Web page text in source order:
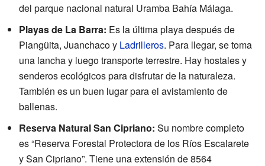
del parque nacional natural Uramba Bahía Málaga.
Playas de La Barra: Es la última playa después de
Piangüita, Juanchaco y Ladrilleros. Para llegar, se toma
una lancha y luego transporte terrestre. Hay hostales y
senderos ecológicos para disfrutar de la naturaleza.
También es un buen lugar para el avistamiento de
ballenas.
Reserva Natural San Cipriano: Su nombre completo
es “Reserva Forestal Protectora de los Ríos Escalarete
y San Cipriano”. Tiene una extensión de 8564